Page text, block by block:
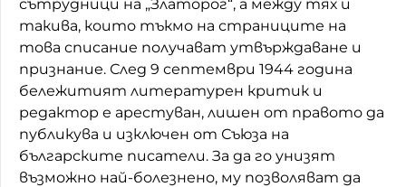
сътрудници на „Златорог“, а между тях и
такива, които тъкмо на страниците на
това списание получават утвърждаване и
признание. След 9 септември 1944 година
бележитият литературен критик и
редактор е арестуван, лишен от правото да
публикува и изключен от Съюза на
българските писатели. За да го унизят
възможно най-болезнено, му позволяват да